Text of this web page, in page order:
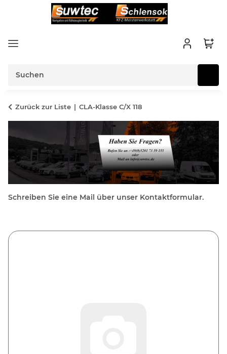
Zurück zur Liste CLA-Klasse C/X 118
Schreiben Sie eine Mail über unser Kontaktformular.